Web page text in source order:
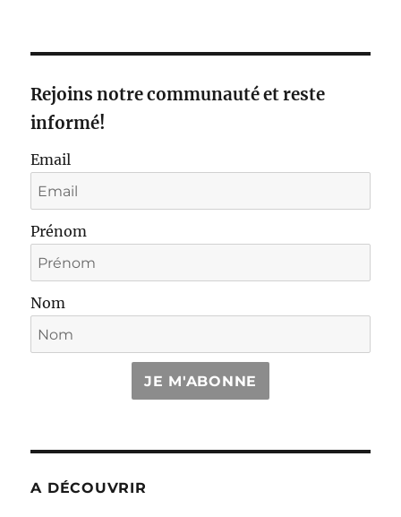
Rejoins notre communauté et reste
informé!
Email
Prénom
Nom
JE M'ABONNE
A DÉCOUVRIR